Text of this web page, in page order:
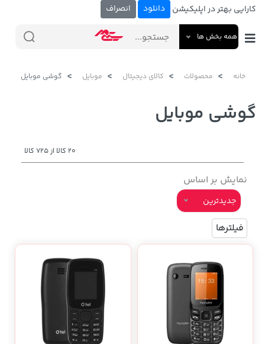
کارایی بهتر در اپلیکیشن دانلود انصراف
همه بخش ها
خانه محصولات کالای دیجیتال موبایل گوشی موبایل
گوشی موبایل
20 کالا از 725 کالا
نمایش بر اساس
جدیدترین
فیلترها